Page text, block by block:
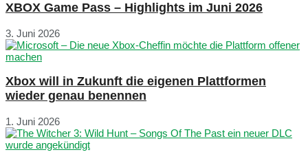
XBOX Game Pass – Highlights im Juni 2026
3. Juni 2026
Xbox will in Zukunft die eigenen Plattformen
wieder genau benennen
1. Juni 2026